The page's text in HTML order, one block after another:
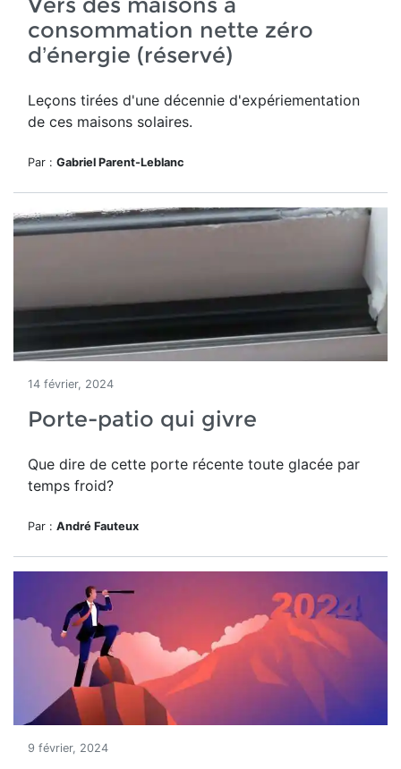
consommation nette zéro
d’énergie (réservé)
Leçons tirées d'une décennie d'expériementation
de ces maisons solaires.
Par : Gabriel Parent-Leblanc
14 février, 2024
Porte-patio qui givre
Que dire de cette porte récente toute glacée par
temps froid?
Par : André Fauteux
9 février, 2024